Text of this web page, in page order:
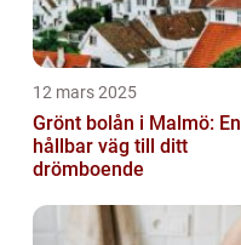
12 mars 2025
Grönt bolån i Malmö: En
hållbar väg till ditt
drömboende